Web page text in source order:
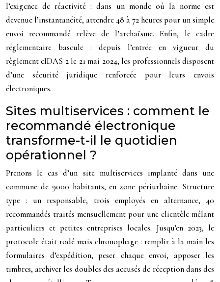
l’exigence de réactivité : dans un monde où la norme est
devenue l’instantanéité, attendre 48 à 72 heures pour un simple
envoi recommandé relève de l’archaïsme. Enfin, le cadre
réglementaire bascule : depuis l’entrée en vigueur du
règlement eIDAS 2 le 21 mai 2024, les professionnels disposent
d’une sécurité juridique renforcée pour leurs envois
électroniques.
Sites multiservices : comment le
recommandé électronique
transforme-t-il le quotidien
opérationnel ?
Prenons le cas d’un site multiservices implanté dans une
commune de 9000 habitants, en zone périurbaine. Structure
type : un responsable, trois employés en alternance, 40
recommandés traités mensuellement pour une clientèle mêlant
particuliers et petites entreprises locales. Jusqu’en 2023, le
protocole était rodé mais chronophage : remplir à la main les
formulaires d’expédition, peser chaque envoi, apposer les
timbres, archiver les doubles des accusés de réception dans des